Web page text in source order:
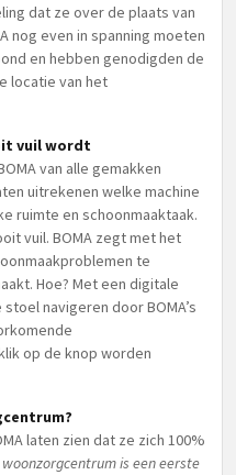
dat ze over de plaats van
nog even in spanning moeten
en hebben genodigden de
locatie van het
vuil wordt
van alle gemakken
uitrekenen welke machine
ruimte en schoonmaaktaak.
vuil. BOMA zegt met het
te
Hoe? Met een digitale
navigeren door BOMA’s
op de knop worden
laten zien dat ze zich 100%
woonzorgcentrum is een eerste